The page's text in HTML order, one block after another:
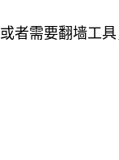
者需要翻墙工